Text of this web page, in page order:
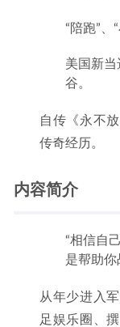
“陪跑”、
美国新
谷。
自传《永不
传奇经历。
内容简介
“相信自
是帮助你
从年少进入
足娱乐圈、